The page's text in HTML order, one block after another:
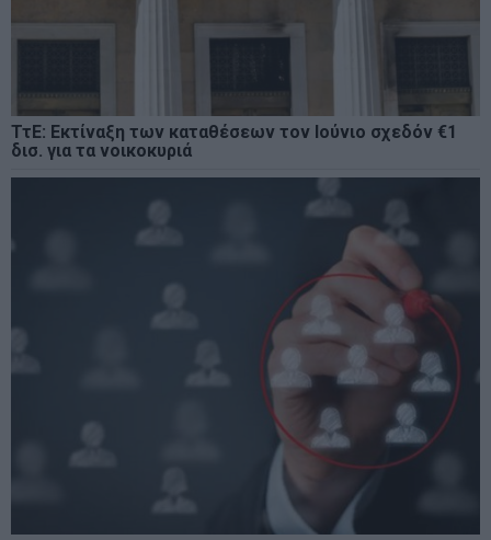
ΤτΕ: Εκτίναξη των καταθέσεων τον Ιούνιο σχεδόν €1
δισ. για τα νοικοκυριά